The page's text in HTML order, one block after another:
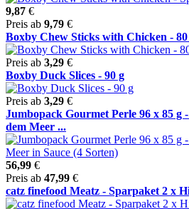
9,87 €
Preis ab 9,79 €
Boxby Chew Sticks with Chicken - 80
Preis ab 3,29 €
Boxby Duck Slices - 90 g
Preis ab 3,29 €
Jumbopack Gourmet Perle 96 x 85 g
dem Meer ...
56,99 €
Preis ab 47,99 €
catz finefood Meatz - Sparpaket 2 x